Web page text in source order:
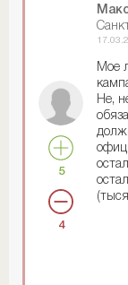
5
4
Мое
Не,